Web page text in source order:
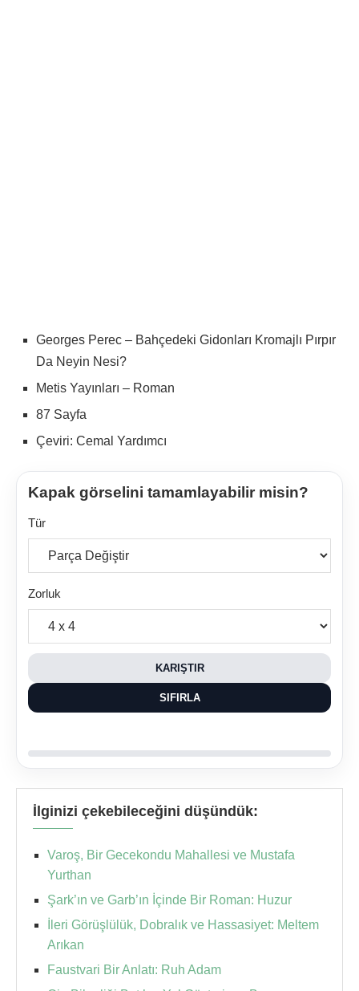
Georges Perec – Bahçedeki Gidonları Kromajlı Pırpır
Da Neyin Nesi?
Metis Yayınları – Roman
87 Sayfa
Çeviri: Cemal Yardımcı
Kapak görselini tamamlayabilir misin?
Tür
Zorluk
KARIŞTIR
SIFIRLA
İlginizi çekebileceğini düşündük:
Varoş, Bir Gecekondu Mahallesi ve Mustafa
Yurthan
Şark’ın ve Garb’ın İçinde Bir Roman: Huzur
İleri Görüşlülük, Dobralık ve Hassasiyet: Meltem
Arıkan
Faustvari Bir Anlatı: Ruh Adam